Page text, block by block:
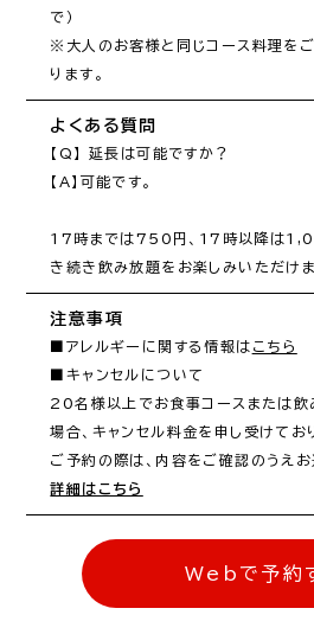
で）
※大人のお客様と同じコース料理を
ります。
よくある質問
【Q】 延長は可能ですか？
【A】可能です。
17時までは750円、17時以降は
き続き飲み放題をお楽しみいただけま
注意事項
■アレルギーに関する情報は こちら
■キャンセルについて
20名様以上でお食事コースまたは飲
場合、キャンセル料金を申し受けてお
詳細はこちら
Webで予約